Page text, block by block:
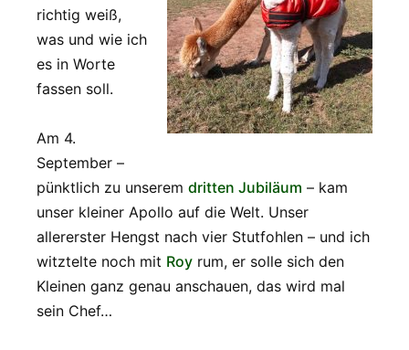
richtig weiß,
was und wie ich
es in Worte
fassen soll.
Am 4.
September –
pünktlich zu unserem dritten Jubiläum – kam
unser kleiner Apollo auf die Welt. Unser
allererster Hengst nach vier Stutfohlen – und ich
witztelte noch mit Roy rum, er solle sich den
Kleinen ganz genau anschauen, das wird mal
sein Chef…